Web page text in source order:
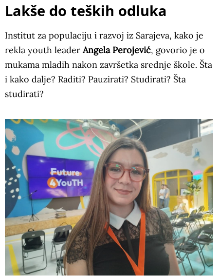
Lakše do teških odluka
Institut za populaciju i razvoj iz Sarajeva, kako je
rekla youth leaderAngela Perojević, govorio je o
mukama mladih nakon završetka srednje škole. Šta
i kako dalje? Raditi? Pauzirati? Studirati? Šta
studirati?